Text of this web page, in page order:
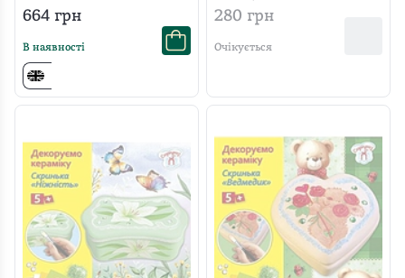
664 грн
В наявності
"Грибочок"
280 грн
Очікується